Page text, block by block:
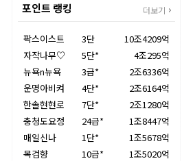
포인트 랭킹 더보기
팍스이스트 3단
10조4209억
자작나무♡
5단*
4조295억
뉴욕n뉴욕
3급*
2조6336억
운명아비켜
4단*
2조6164억
한솔현현로
7단*
2조1280억
충청도요정
24급*
1조8447억
매일신나
1단*
1조5678억
목검향
10급*
1조5020억